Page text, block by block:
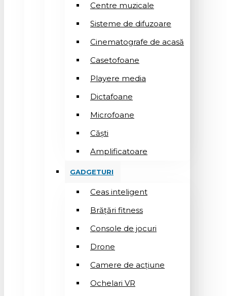
Centre muzicale
Sisteme de difuzoare
Cinematografe de acasă
Casetofoane
Playere media
Dictafoane
Microfoane
Căşti
Amplificatoare
GADGETURI
Ceas inteligent
Brățări fitness
Console de jocuri
Drone
Camere de acțiune
Ochelari VR